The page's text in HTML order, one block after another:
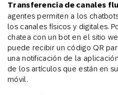
Transferencia de canales
agentes permiten a los
los canales físicos y digitales.
chatea con un bot en el sitio
puede recibir un código QR
una notificación de la
de los artículos que están en
móvil.